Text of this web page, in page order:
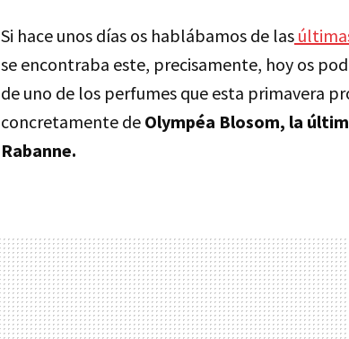
Si hace unos días os hablábamos de las
se encontraba este, precisamente, hoy os
de uno de los perfumes que esta primavera
concretamente de Olympéa Blosom, la
Rabanne.